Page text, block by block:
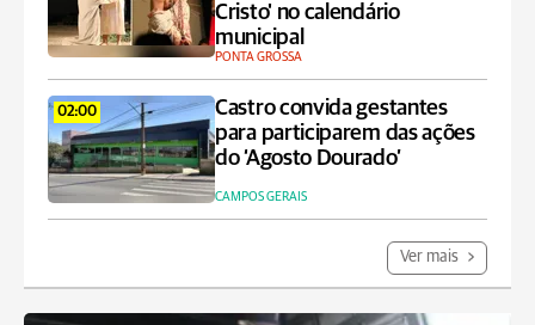
Cristo' no calendário
municipal
PONTA GROSSA
02:00
Castro convida gestantes
para participarem das ações
do ‘Agosto Dourado’
CAMPOS GERAIS
Ver mais